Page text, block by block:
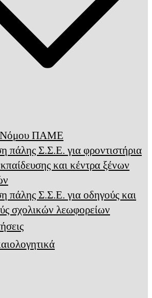
Νόμου ΠΑΜΕ
πάλης Σ.Σ.Ε. για φροντιστήρια
και κέντρα ξένων
πάλης Σ.Σ.Ε. για οδηγούς και
σχολικών λεωφορείων